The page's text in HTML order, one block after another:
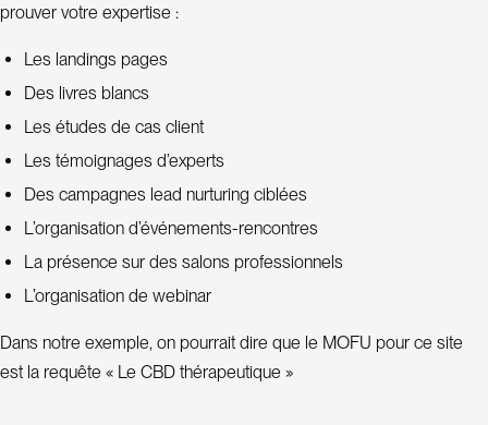
prouver votre expertise :
Les landings pages
Des livres blancs
Les études de cas client
Les témoignages d’experts
Des campagnes lead nurturing ciblées
L’organisation d’événements-rencontres
La présence sur des salons professionnels
L’organisation de webinar
Dans notre exemple, on pourrait dire que le MOFU pour ce site
est la requête « Le CBD thérapeutique »